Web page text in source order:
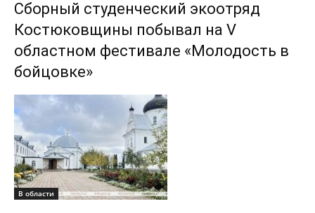
Сборный студенческий экоотряд
Костюковщины побывал на V
областном фестивале «Молодость в
бойцовке»
В области